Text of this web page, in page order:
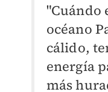
"Cuándo
océano
cálido,
energía
más